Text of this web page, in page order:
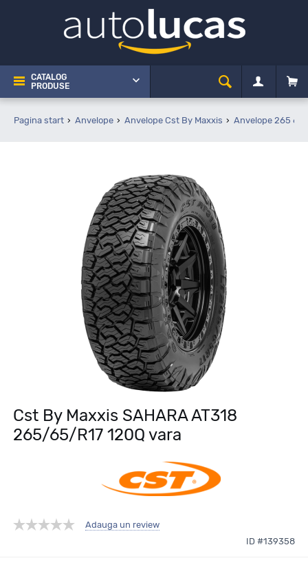
CATALOG
PRODUSE
Pagina start Anvelope Anvelope Cst By Maxxis Anvelope 265 65
Cst By Maxxis SAHARA AT318
265/65/R17 120Q vara
Adauga un review
ID #139358